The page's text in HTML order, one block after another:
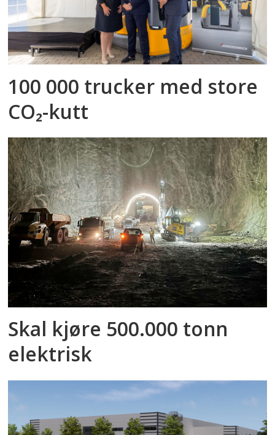
100 000 trucker med store
CO₂-kutt
Skal kjøre 500.000 tonn
elektrisk